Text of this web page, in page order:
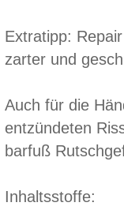
Extratipp:
zarter und
Auch für die
entzündeten
barfuß
Inhaltsstoffe: